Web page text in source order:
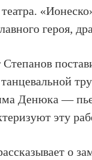
театра.
героя,
Денюка —
эту
о